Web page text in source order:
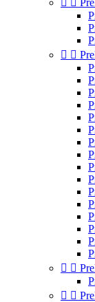
 
 
 
 